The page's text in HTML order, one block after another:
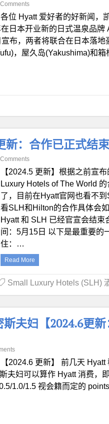
各位 Hyatt 爱好者的好新闻，
日本开业新的日式温泉品牌
布，两者将联合在日本落地
，屋久岛(Yakushima)和箱
：合作已正式结束
【2024.5 更新】根据之前宣
Luxury Hotels of The World
了，目前在Hyatt官网也看不
看SLH和Hilton的合作具体会
Hyatt 和 SLH 已经官宣会结束
间：5月15日 以下是最重要的
住：…
Read More
Small Luxury Hotels (SLH)
夫妇【2024.6更
【2024.6 更新】 前几天
夫妇可以算作 Hyatt 消费，
1.0/1.5 视会籍而定的